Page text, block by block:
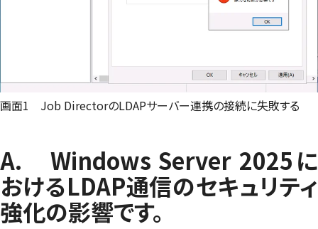
画面1 Job DirectorのLDAPサーバー連携の接続に失敗する
A. Windows Server 2025に
おけるLDAP通信のセキュリティ
強化の影響です。